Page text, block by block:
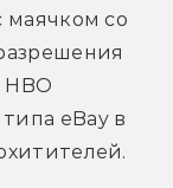
со
eBay в